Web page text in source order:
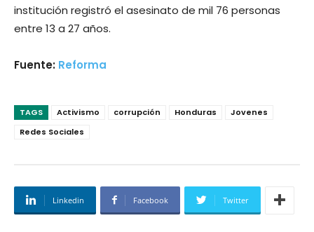
institución registró el asesinato de mil 76 personas
entre 13 a 27 años.
Fuente: Reforma
TAGS Activismo corrupción Honduras
Jovenes
Redes Sociales
Linkedin Facebook Twitter